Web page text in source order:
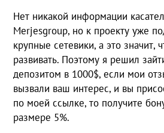
Нет никакой информации
Merjesgroup, но к проекту уже
крупные сетевики, а это значит,
развивать. Поэтому я решил
депозитом в 1000$, если мои
вызвали ваш интерес, и вы
по моей ссылке, то получите
размере 5%.